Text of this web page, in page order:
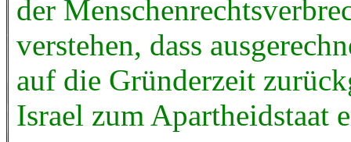
der
verstehen, dass
auf die Gründerzeit
Israel zum Apartheidstaat